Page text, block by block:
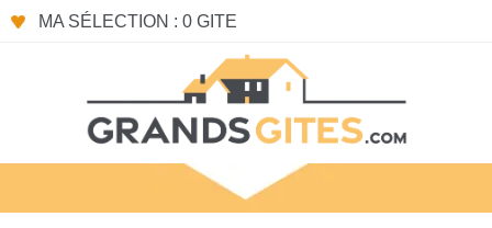
MA SÉLECTION : 0 GITE
Panneau de gestion des cookies